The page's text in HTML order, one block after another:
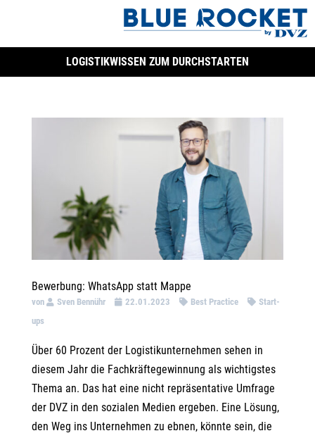
LOGISTIKWISSEN ZUM DURCHSTARTEN
Bewerbung: WhatsApp statt Mappe
von Sven Bennühr 22.01.2023 Best Practice
Start-
ups
Über 60 Prozent der Logistikunternehmen sehen in
diesem Jahr die Fachkräftegewinnung als wichtigstes
Thema an. Das hat eine nicht repräsentative Umfrage
der DVZ in den sozialen Medien ergeben. Eine Lösung,
den Weg ins Unternehmen zu ebnen, könnte sein, die